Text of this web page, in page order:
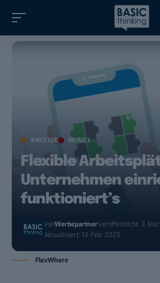
ANZEIGE MONEY
Flexible
Unternehmen
funktioniert’s
vonWerbepartnerVeröffentlicht: 3.
Aktualisiert: 13. Feb. 2025
FlexWhere